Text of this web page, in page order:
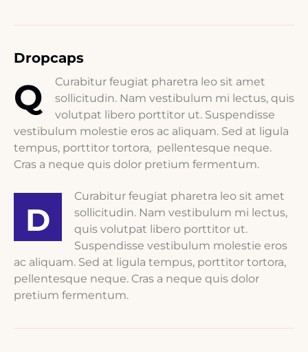
Dropcaps
Q
Curabitur feugiat pharetra leo sit amet
sollicitudin. Nam vestibulum mi lectus, quis
volutpat libero porttitor ut. Suspendisse
vestibulum molestie eros ac aliquam. Sed at ligula
tempus, porttitor tortora, pellentesque neque.
Cras a neque quis dolor pretium fermentum.
D
Curabitur feugiat pharetra leo sit amet
sollicitudin. Nam vestibulum mi lectus,
quis volutpat libero porttitor ut.
Suspendisse vestibulum molestie eros
ac aliquam. Sed at ligula tempus, porttitor tortora,
pellentesque neque. Cras a neque quis dolor
pretium fermentum.